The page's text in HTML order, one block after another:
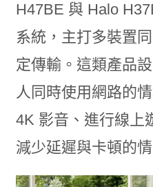
H47BE 與 Halo
系統，主打多裝置
定傳輸。這類產品
人同時使用網路的
4K 影音、進行線上
減少延遲與卡頓的情